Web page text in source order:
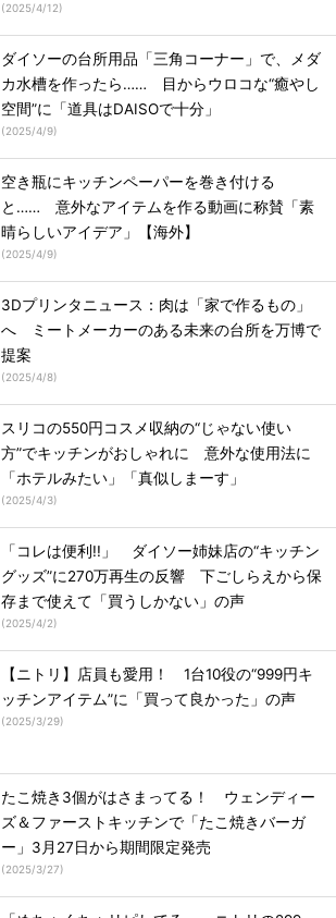
(2025/4/12)
ダイソーの台所用品「三角コーナー」で、メダ
カ水槽を作ったら…… 目からウロコな“癒やし
空間”に「道具はDAISOで十分」
(2025/4/9)
空き瓶にキッチンペーパーを巻き付ける
と…… 意外なアイテムを作る動画に称賛「素
晴らしいアイデア」【海外】
(2025/4/9)
3Dプリンタニュース：肉は「家で作るもの」
へ ミートメーカーのある未来の台所を万博で
提案
(2025/4/8)
スリコの550円コスメ収納の“じゃない使い
方”でキッチンがおしゃれに 意外な使用法に
「ホテルみたい」「真似しまーす」
(2025/4/3)
「コレは便利!!」 ダイソー姉妹店の“キッチン
グッズ”に270万再生の反響 下ごしらえから保
存まで使えて「買うしかない」の声
(2025/4/2)
【ニトリ】店員も愛用！ 1台10役の“999円キ
ッチンアイテム”に「買って良かった」の声
(2025/3/29)
たこ焼き3個がはさまってる！ ウェンディー
ズ＆ファーストキッチンで「たこ焼きバーガ
ー」3月27日から期間限定発売
(2025/3/27)